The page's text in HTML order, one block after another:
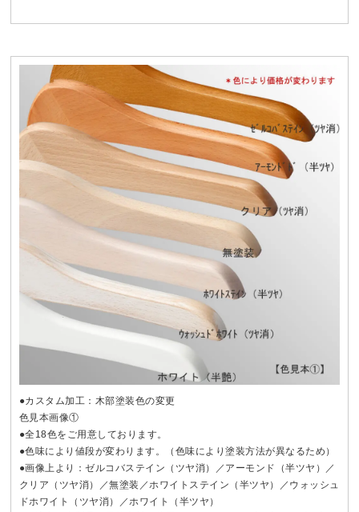
●カスタム加工：木部塗装色の変更
色見本画像①
●全18色をご用意しております。
●色味により値段が変わります。（色味により塗装方法が異なるため）
●画像上より：ゼルコバステイン（ツヤ消）／アーモンド（半ツヤ）／
クリア（ツヤ消）／無塗装／ホワイトステイン（半ツヤ）／ウォッシュ
ドホワイト（ツヤ消）／ホワイト（半ツヤ）